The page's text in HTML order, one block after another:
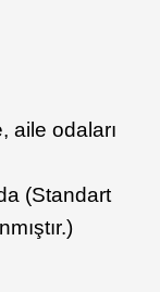
aile odaları
(Standart